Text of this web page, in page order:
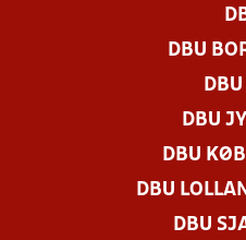
DBU
DBU
DBU
DBU
DBU
DBU